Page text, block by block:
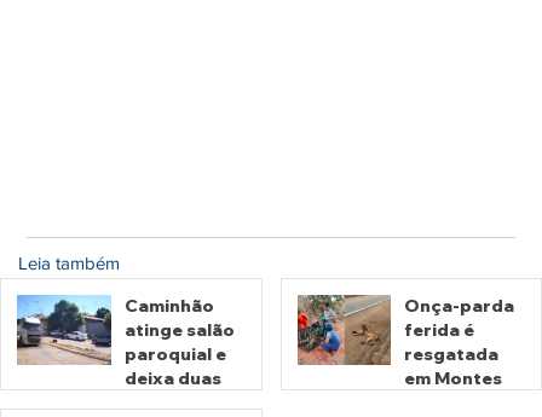
Leia também
Caminhão
atinge salão
paroquial e
deixa duas
Onça-parda
ferida é
resgatada
em Montes